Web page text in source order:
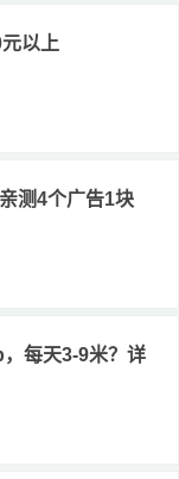
以上
测4个广告1块
每天3-9米？详